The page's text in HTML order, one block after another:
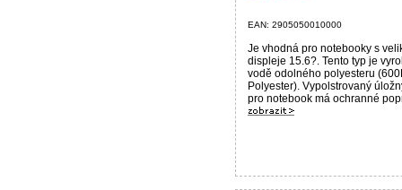
EAN: 2905050010000
Je vhodná pro notebooky s
displeje 15.6?. Tento typ je
vodě odolného polyesteru
Polyester). Vypolstrovaný
pro notebook má ochranné